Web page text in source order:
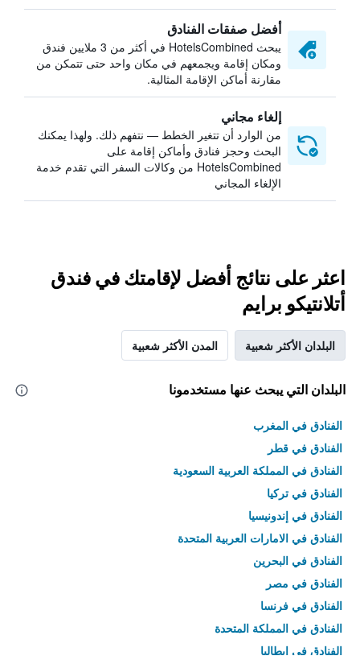
أفضل صفقات الفنادق
يبحث HotelsCombined في أكثر من 3 ملايين فندق
ومكان إقامة ويجمعهم في مكان واحد حتى تتمكن من
مقارنة أماكن الإقامة المثالية.
إلغاء مجاني
من الوارد أن تتغير الخطط — نتفهم ذلك. ولهذا يمكنك
البحث وحجز فنادق وأماكن إقامة على
HotelsCombined من وكالات السفر التي تقدم خدمة
الإلغاء المجاني
اعثر على نتائج أفضل لإقامتك في فندق
أتلانتيكو برايم
البلدان الأكثر شعبية المدن الأكثر شعبية
البلدان التي يبحث عنها مستخدمونا
الفنادق في المغرب
الفنادق في قطر
الفنادق في المملكة العربية السعودية
الفنادق في تركيا
الفنادق في إندونيسيا
الفنادق في الامارات العربية المتحدة
الفنادق في البحرين
الفنادق في مصر
الفنادق في فرنسا
الفنادق في المملكة المتحدة
الفنادق في إيطاليا